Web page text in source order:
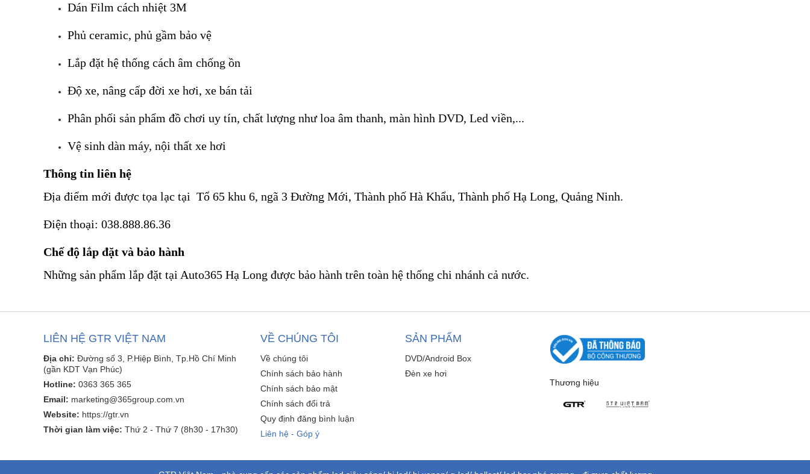
Dán Film cách nhiệt 3M
Phủ ceramic, phủ gầm bảo vệ
Lắp đặt hệ thống cách âm chống ồn
Độ xe, nâng cấp đời xe hơi, xe bán tải
Phân phối sản phẩm đồ chơi uy tín, chất lượng như loa âm thanh, màn hình DVD, Led viền,...
Vệ sinh dàn máy, nội thất xe hơi
Thông tin liên hệ
Địa điểm mới được tọa lạc tại Tổ 65 khu 6, ngã 3 Đường Mới, Thành phố Hà Khẩu, Thành phố Hạ Long, Quảng Ninh.
Điện thoại: 038.888.86.36
Chế độ lắp đặt và bảo hành
Những sản phẩm lắp đặt tại Auto365 Hạ Long được bảo hành trên toàn hệ thống chi nhánh cả nước.
LIÊN HỆ GTR VIỆT NAM
Địa chỉ: Đường số 3, P.Hiệp Bình, Tp.Hồ Chí Minh
(gần KDT Vạn Phúc)
Hotline: 0363 365 365
Email: marketing@365group.com.vn
Website: https://gtr.vn
Thời gian làm việc: Thứ 2 - Thứ 7 (8h30 - 17h30)
VỀ CHÚNG TÔI
Về chúng tôi
Chính sách bảo hành
Chính sách bảo mật
Chính sách đổi trả
Quy định đăng bình luận
Liên hệ - Góp ý
SẢN PHẨM
DVD/Android Box
Đèn xe hơi
Thương hiệu